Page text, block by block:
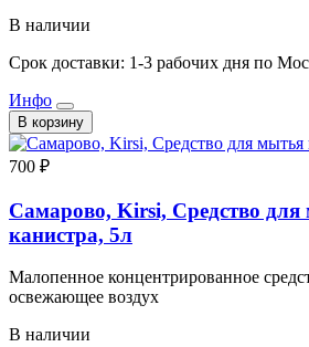
В наличии
Срок доставки: 1-3 рабочих дня по
Инфо
В корзину
700 ₽
Самарово, Kirsi, Средство для
канистра, 5л
Малопенное концентрированное
освежающее воздух
В наличии